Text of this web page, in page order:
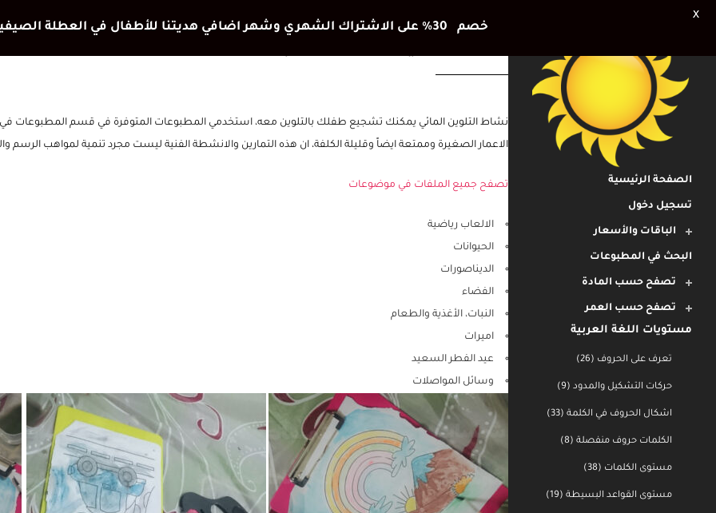
الصفحة الرئيسية
تسجيل دخول
الباقات والأسعار
البحث في المطبوعات
تصفح حسب المادة
تصفح حسب العمر
مستويات اللغة العربية
تعرف على الحروف (26)
حركات التشكيل والمدود (9)
اشكال الحروف في الكلمة (33)
الكلمات حروف منفصلة (8)
مستوى الكلمات (38)
مستوى القواعد البسيطة (19)
الاعمار الصغيرة وممتعة ايضاً وقليلة الكلفة، ان هذه التمارين والانشطة الفنية ليست مجرد تنمية لمواهب الرسم
تصفح جميع الملفات في موضوعات
الالعاب رياضية
الحيوانات
الديناصورات
الفضاء
النبات، الأغذية والطعام
اميرات
عيد الفطر السعيد
وسائل المواصلات
خصم 30٪ على الاشتراك الشهري وشهر اضافي هديتنا للأطفال في العطلة الصيفية
X